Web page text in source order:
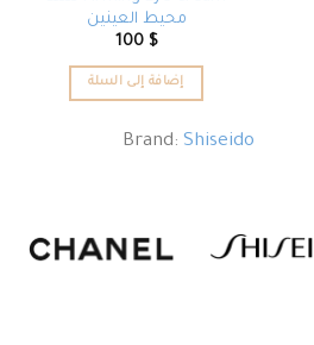
محيط العينين
100 $
إضافة إلى السلة
Brand:Shiseido